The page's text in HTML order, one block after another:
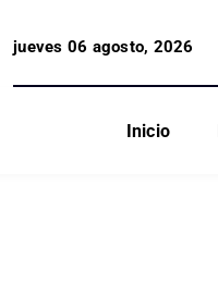
jueves 06 agosto, 2026
Inicio